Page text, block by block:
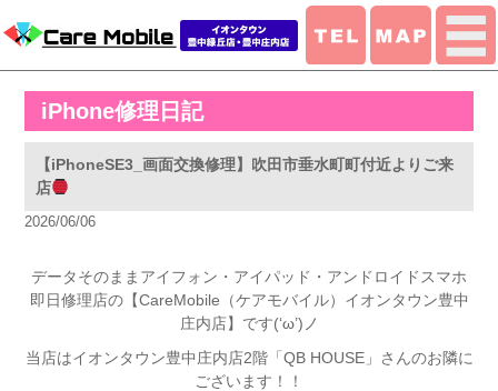
iPhone修理日記
【iPhoneSE3_画面交換修理】吹田市垂水町町付近よりご来
店
2026/06/06
データそのままアイフォン・アイパッド・アンドロイドスマホ
即日修理店の【CareMobile（ケアモバイル）イオンタウン豊中
庄内店】です(‘ω’)ノ
当店はイオンタウン豊中庄内店2階「QB HOUSE」さんのお隣に
ございます！！